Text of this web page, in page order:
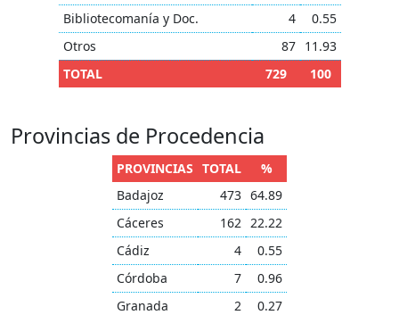
Bibliotecomanía y Doc.
4
0.55
Otros
87
11.93
TOTAL
729 100
Provincias de Procedencia
PROVINCIAS TOTAL
%
Badajoz
473 64.89
Cáceres
162 22.22
Cádiz
4
0.55
Córdoba
7
0.96
Granada
2
0.27